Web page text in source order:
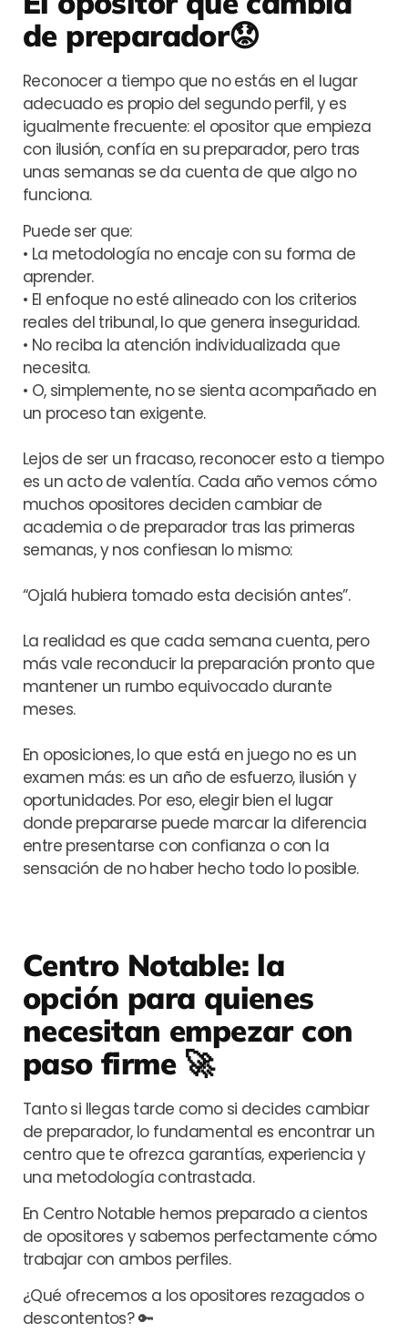
de preparador😟
Reconocer a tiempo que no estás en el lugar
adecuado es propio del segundo perfil, y es
igualmente frecuente: el opositor que empieza
con ilusión, confía en su preparador, pero tras
unas semanas se da cuenta de que algo no
funciona.
Puede ser que:
• La metodología no encaje con su forma de
aprender.
• El enfoque no esté alineado con los criterios
reales del tribunal, lo que genera inseguridad.
• No reciba la atención individualizada que
necesita.
• O, simplemente, no se sienta acompañado en
un proceso tan exigente.
Lejos de ser un fracaso, reconocer esto a tiempo
es un acto de valentía. Cada año vemos cómo
muchos opositores deciden cambiar de
academia o de preparador tras las primeras
semanas, y nos confiesan lo mismo:
“Ojalá hubiera tomado esta decisión antes”.
La realidad es que cada semana cuenta, pero
más vale reconducir la preparación pronto que
mantener un rumbo equivocado durante
meses.
En oposiciones, lo que está en juego no es un
examen más: es un año de esfuerzo, ilusión y
oportunidades. Por eso, elegir bien el lugar
donde prepararse puede marcar la diferencia
entre presentarse con confianza o con la
sensación de no haber hecho todo lo posible.
Centro Notable: la
opción para quienes
necesitan empezar con
paso firme 🚀
Tanto si llegas tarde como si decides cambiar
de preparador, lo fundamental es encontrar un
centro que te ofrezca garantías, experiencia y
una metodología contrastada.
En Centro Notable hemos preparado a cientos
de opositores y sabemos perfectamente cómo
trabajar con ambos perfiles.
¿Qué ofrecemos a los opositores rezagados o
descontentos?🔑